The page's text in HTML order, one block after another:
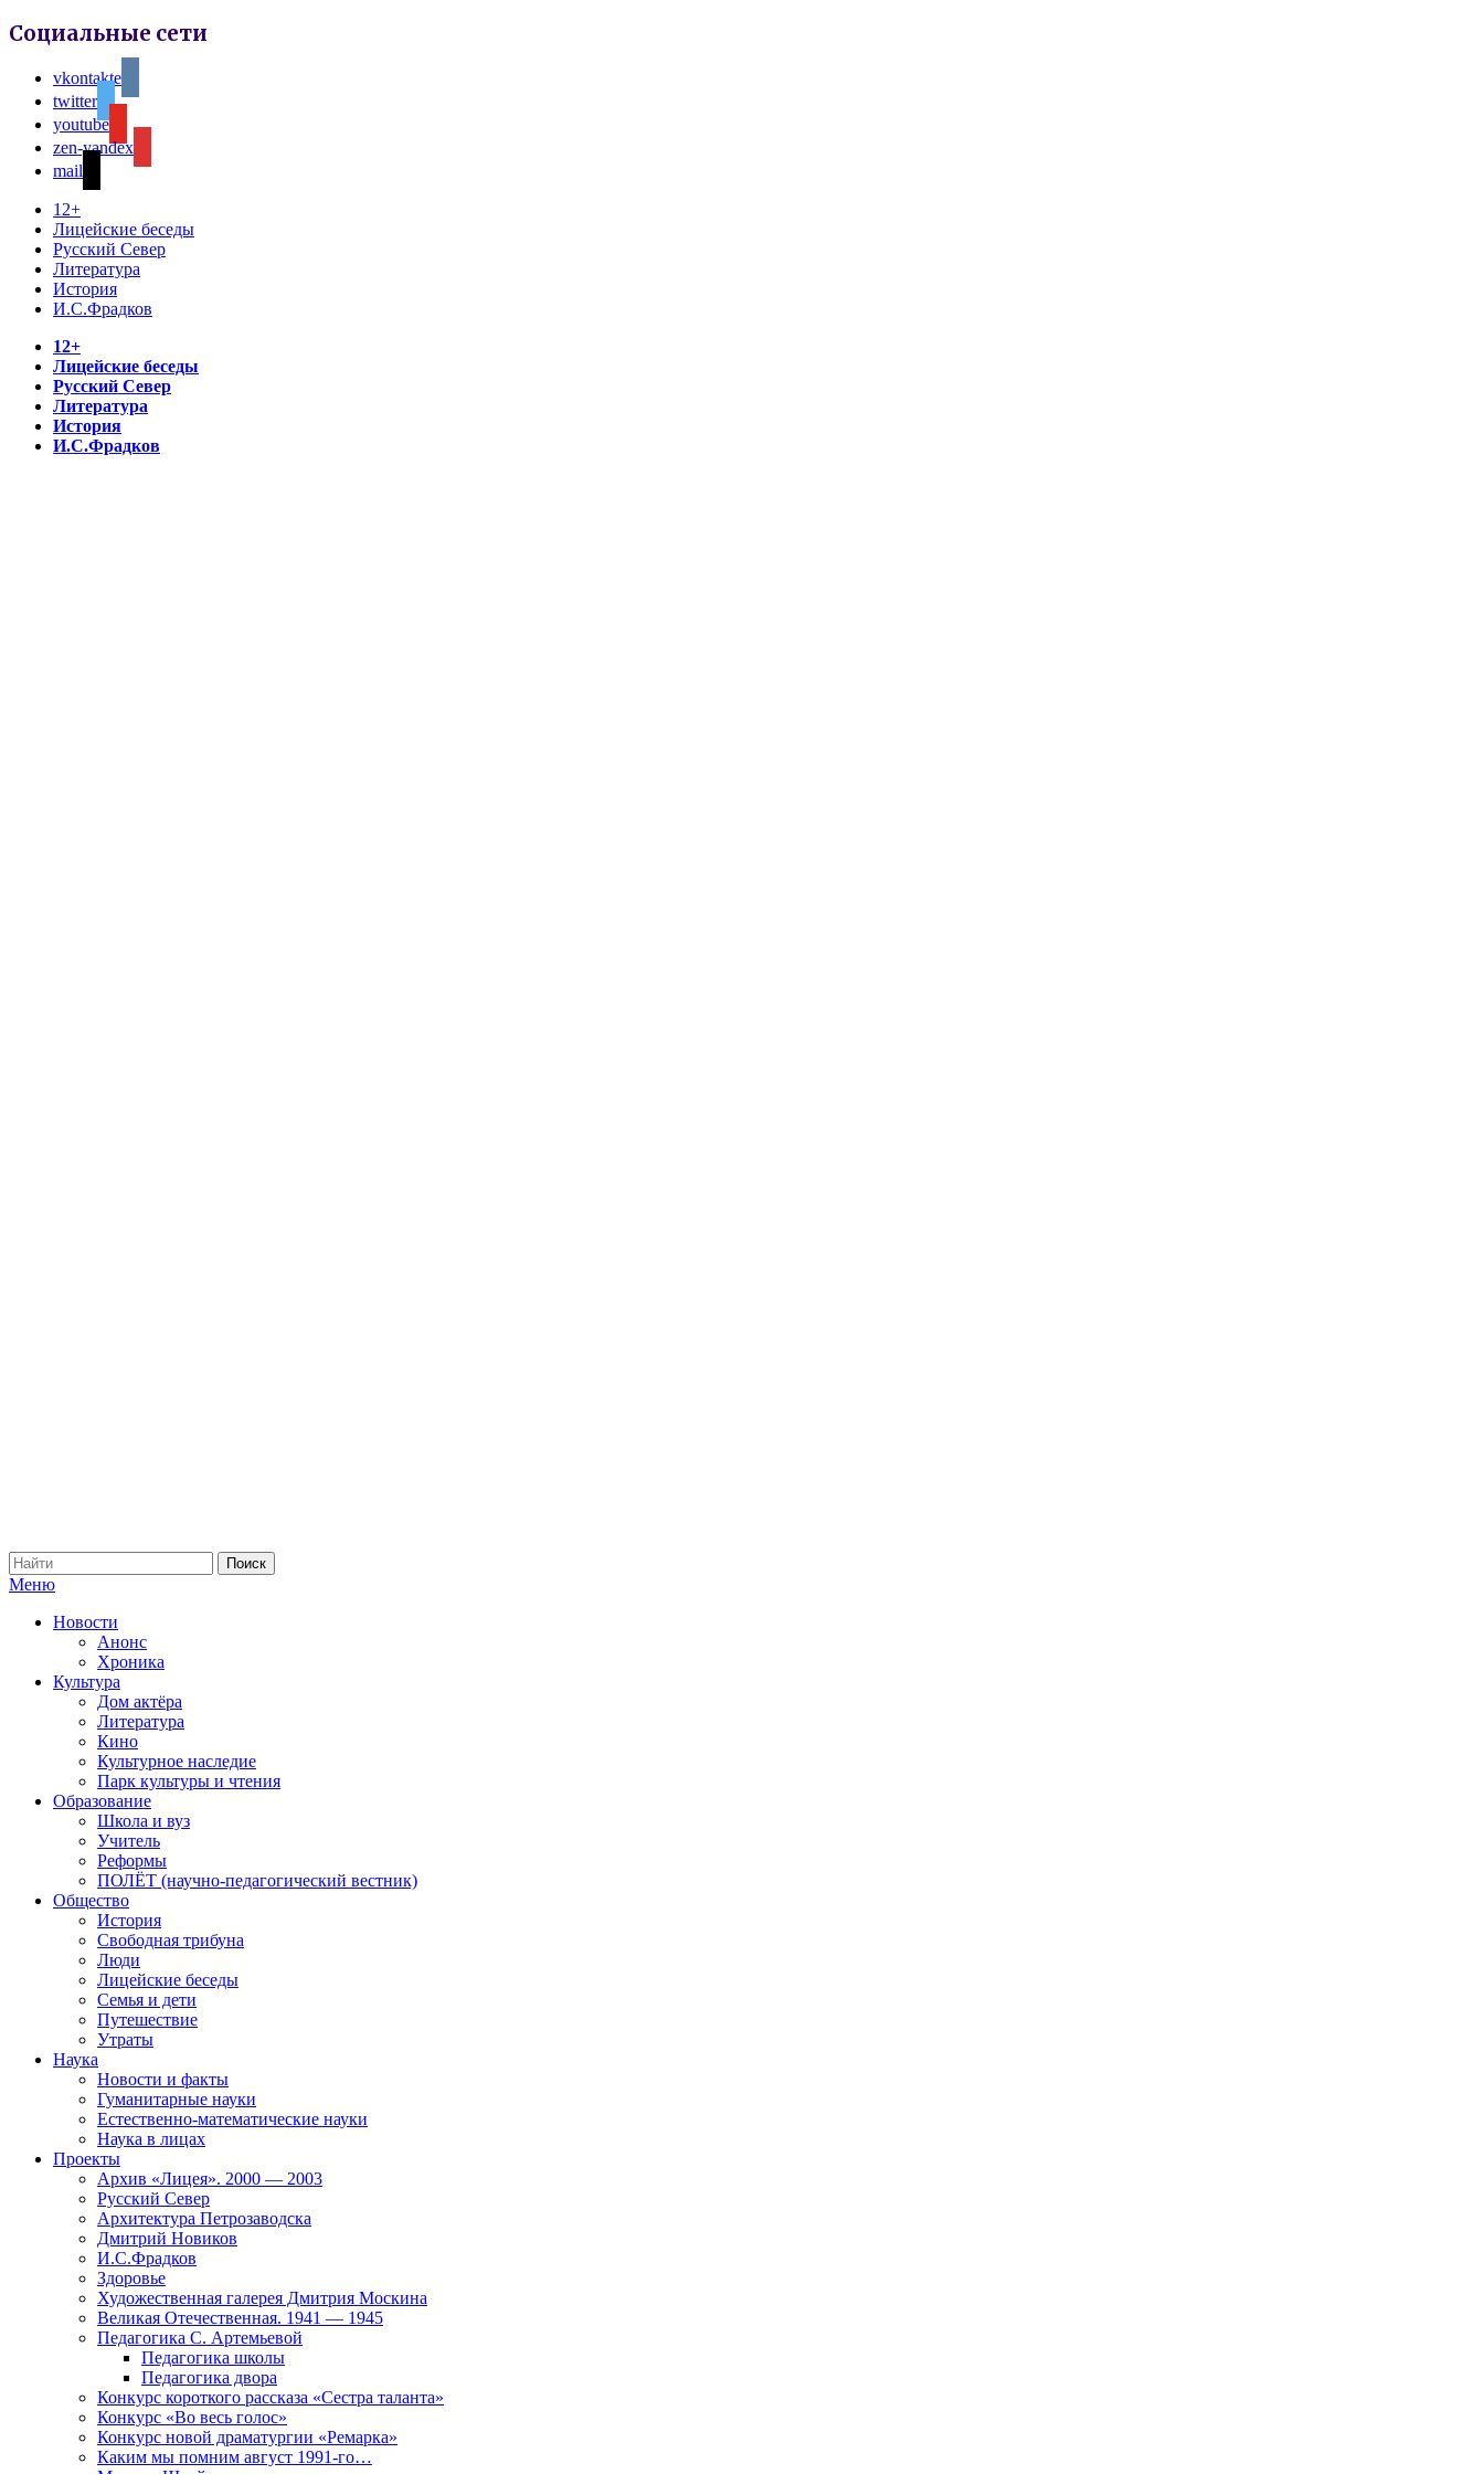
Социальные сети
vkontakte
twitter
youtube
zen-yandex
mail
12+
Лицейские беседы
Русский Север
Литература
История
И.С.Фрадков
12+
Лицейские беседы
Русский Север
Литература
История
И.С.Фрадков
Меню
Новости
Анонс
Хроника
Культура
Дом актёра
Литература
Кино
Культурное наследие
Парк культуры и чтения
Образование
Школа и вуз
Учитель
Реформы
ПОЛЁТ (научно-педагогический вестник)
Общество
История
Свободная трибуна
Люди
Лицейские беседы
Семья и дети
Путешествие
Утраты
Наука
Новости и факты
Гуманитарные науки
Естественно-математические науки
Наука в лицах
Проекты
Архив «Лицея». 2000 — 2003
Русский Север
Архитектура Петрозаводска
Дмитрий Новиков
И.С.Фрадков
Здоровье
Художественная галерея Дмитрия Москина
Великая Отечественная. 1941 — 1945
Педагогика С. Артемьевой
Педагогика школы
Педагогика двора
Конкурс короткого рассказа «Сестра таланта»
Конкурс «Во весь голос»
Конкурс новой драматургии «Ремарка»
Каким мы помним август 1991-го…